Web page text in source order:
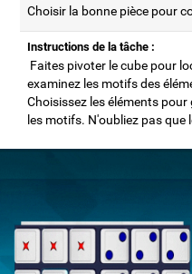
Choisir la bonne pièce pour
Instructions de la tâche :
Faites pivoter le cube pour
examinez les motifs des
Choisissez les éléments
les motifs. N'oubliez pas que